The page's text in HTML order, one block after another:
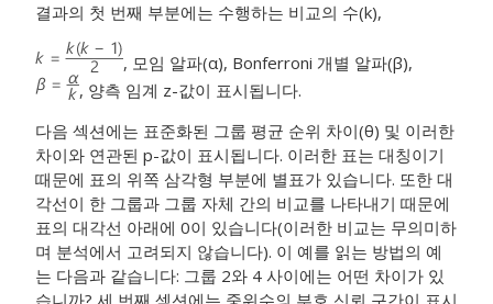
결과의 첫 번째 부분에는 수행하는 비교의 수(k),
, 모임 알파(α), Bonferroni 개별 알파(β),
, 양측 임계 z-값이 표시됩니다.
다음 섹션에는 표준화된 그룹 평균 순위 차이(θ) 및 이러한
차이와 연관된 p-값이 표시됩니다. 이러한 표는 대칭이기
때문에 표의 위쪽 삼각형 부분에 별표가 있습니다. 또한 대
각선이 한 그룹과 그룹 자체 간의 비교를 나타내기 때문에
표의 대각선 아래에 0이 있습니다(이러한 비교는 무의미하
며 분석에서 고려되지 않습니다). 이 예를 읽는 방법의 예
는 다음과 같습니다: 그룹 2와 4 사이에는 어떤 차이가 있